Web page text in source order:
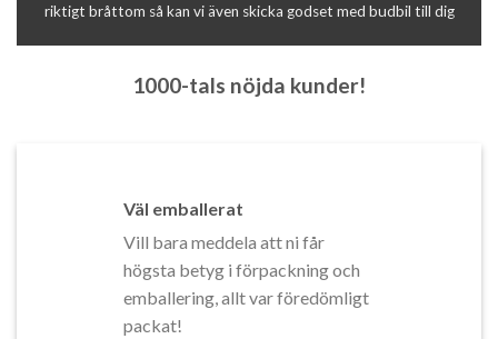
riktigt bråttom så kan vi även skicka godset med budbil till dig
1000-tals nöjda kunder!
Väl emballerat
Vill bara meddela att ni får
högsta betyg i förpackning och
emballering, allt var föredömligt
packat!